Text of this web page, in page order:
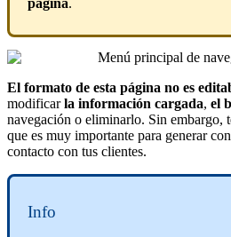
página.
El formato de esta página no es
modificarla información cargada, el
navegación o eliminarlo. Sin embargo,
que es muy importante para generar
contacto con tus clientes.
Info